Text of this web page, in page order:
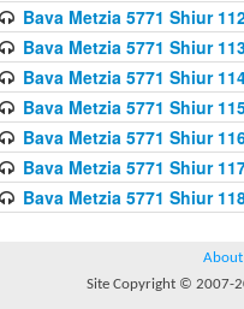
Bava Metzia 5771 Shiur
Bava Metzia 5771 Shiur
Bava Metzia 5771 Shiur
Bava Metzia 5771 Shiur
Bava Metzia 5771 Shiur
Bava Metzia 5771 Shiur
Bava Metzia 5771 Shiur
About
Site Copyright © 2007-